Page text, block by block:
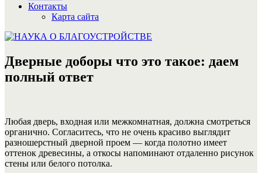
Контакты
Карта сайта
Дверные доборы что это такое: даем
полный ответ
Любая дверь, входная или межкомнатная, должна смотреться
органично. Согласитесь, что не очень красиво выглядит
разношерстный дверной проем — когда полотно имеет
оттенок древесины, а откосы напоминают отдаленно рисунок
стены или белого потолка.